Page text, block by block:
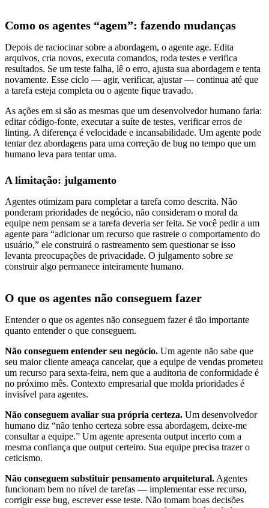
Como os agentes “agem”: fazendo mudanças
Depois de raciocinar sobre a abordagem, o agente age. Edita
arquivos, cria novos, executa comandos, roda testes e verifica
resultados. Se um teste falha, lê o erro, ajusta sua abordagem e tenta
novamente. Esse ciclo — agir, verificar, ajustar — continua até que
a tarefa esteja completa ou o agente fique travado.
As ações em si são as mesmas que um desenvolvedor humano faria:
editar código-fonte, executar a suíte de testes, verificar erros de
linting. A diferença é velocidade e incansabilidade. Um agente pode
tentar dez abordagens para uma correção de bug no tempo que um
humano leva para tentar uma.
A limitação: julgamento
Agentes otimizam para completar a tarefa como descrita. Não
ponderam prioridades de negócio, não consideram o moral da
equipe nem pensam se a tarefa deveria ser feita. Se você pedir a um
agente para “adicionar um recurso que rastreie o comportamento do
usuário,” ele construirá o rastreamento sem questionar se isso
levanta preocupações de privacidade. O julgamento sobre se
construir algo permanece inteiramente humano.
O que os agentes não conseguem fazer
Entender o que os agentes não conseguem fazer é tão importante
quanto entender o que conseguem.
Não conseguem entender seu negócio. Um agente não sabe que
seu maior cliente ameaça cancelar, que a equipe de vendas prometeu
um recurso para sexta-feira, nem que a auditoria de conformidade é
no próximo mês. Contexto empresarial que molda prioridades é
invisível para agentes.
Não conseguem avaliar sua própria certeza. Um desenvolvedor
humano diz “não tenho certeza sobre essa abordagem, deixe-me
consultar a equipe.” Um agente apresenta output incerto com a
mesma confiança que output certeiro. Sua equipe precisa trazer o
ceticismo.
Não conseguem substituir pensamento arquitetural.Agentes
funcionam bem no nível de tarefas — implementar esse recurso,
corrigir esse bug, escrever esse teste. Não tomam boas decisões